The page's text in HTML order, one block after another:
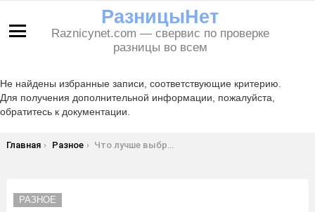
РазницыНет
Raznicynet.com — свервис по проверке
разницы во всем
Не найдены избранные записи, соответствующие критерию.
Для получения дополнительной информации, пожалуйста,
обратитесь к документации.
Вы здесь:
Главная Разное Что лучше выбрать Тримедат или Мотилиум: сравнение препаратов
РАЗНОЕ